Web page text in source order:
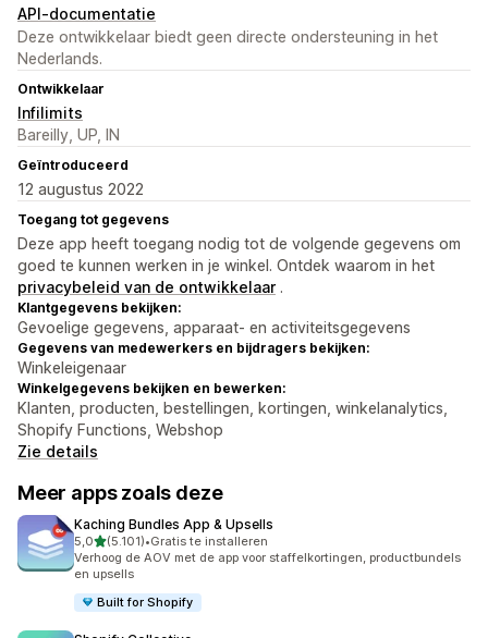
API-documentatie
Deze ontwikkelaar biedt geen directe ondersteuning in het
Nederlands.
Ontwikkelaar
Infilimits
Bareilly, UP, IN
Geïntroduceerd
12 augustus 2022
Toegang tot gegevens
Deze app heeft toegang nodig tot de volgende gegevens om
goed te kunnen werken in je winkel. Ontdek waarom in het
privacybeleid van de ontwikkelaar .
Klantgegevens bekijken:
Gevoelige gegevens, apparaat- en activiteitsgegevens
Gegevens van medewerkers en bijdragers bekijken:
Winkeleigenaar
Winkelgegevens bekijken en bewerken:
Klanten, producten, bestellingen, kortingen, winkelanalytics,
Shopify Functions, Webshop
Zie details
Meer apps zoals deze
Kaching Bundles App & Upsells
5,0van 5 sterren
(5.101)
5101 recensies in totaal
•Gratis te installeren
Verhoog de AOV met de app voor staffelkortingen, productbundels
en upsells
Built for Shopify